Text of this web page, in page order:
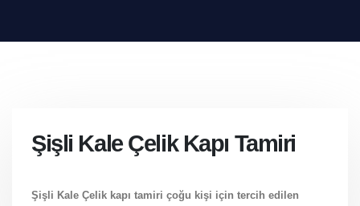
Şişli Kale Çelik Kapı Tamiri
Şişli Kale Çelik kapı tamiri çoğu kişi için tercih edilen